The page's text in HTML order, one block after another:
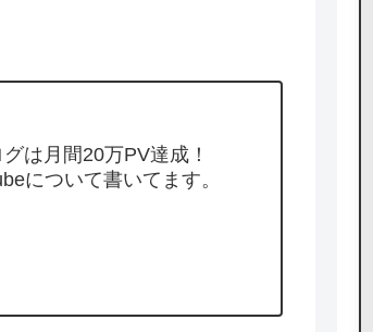
は月間20万PV達成！
について書いてます。